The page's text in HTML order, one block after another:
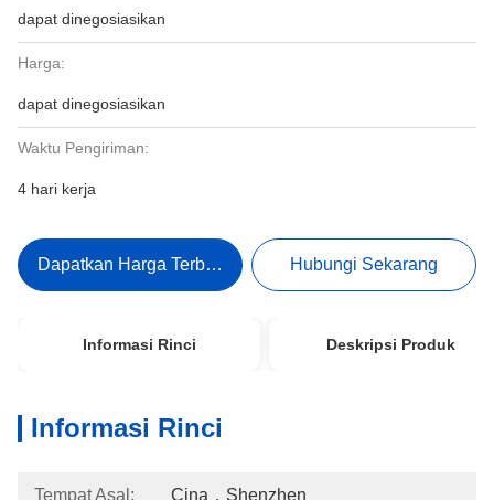
dapat dinegosiasikan
Harga:
dapat dinegosiasikan
Waktu Pengiriman:
4 hari kerja
Dapatkan Harga Terbaik Hubungi Sekarang
Informasi Rinci Deskripsi Produk
Informasi Rinci
Tempat Asal: Cina，Shenzhen